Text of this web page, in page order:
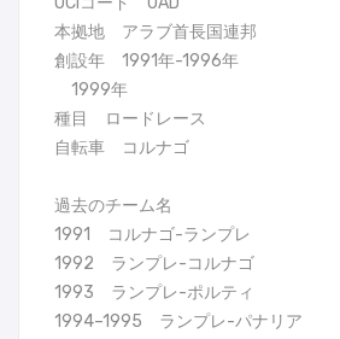
本拠地 アラブ首長国連邦
創設年 1991年-1996年
1999年
種目 ロードレース
自転車 コルナゴ
過去のチーム名
1991 コルナゴ-ランプレ
1992 ランプレ-コルナゴ
1993 ランプレ-ポルティ
1994–1995 ランプレ-パナリア